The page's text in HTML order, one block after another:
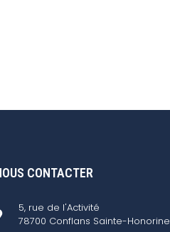
CONTACTER
5, rue de l'Activité
78700 Conflans Sainte-Honorine